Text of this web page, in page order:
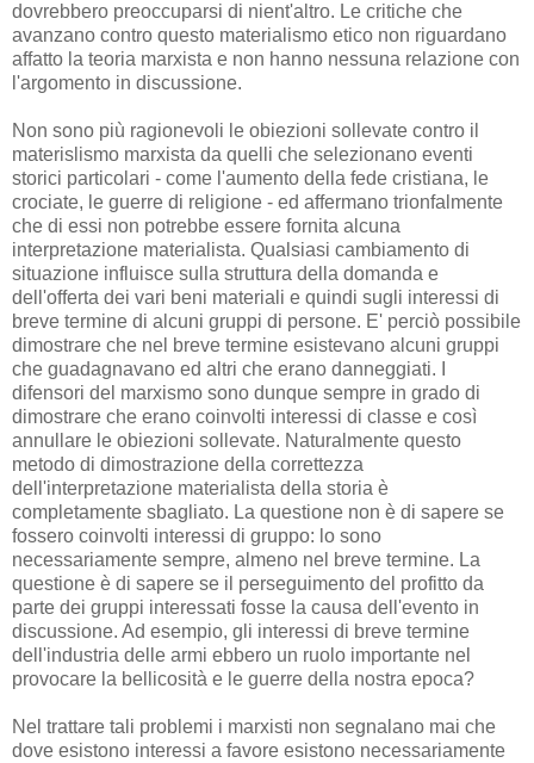
dovrebbero preoccuparsi di nient'altro. Le critiche che
avanzano contro questo materialismo etico non riguardano
affatto la teoria marxista e non hanno nessuna relazione con
l'argomento in discussione.
Non sono più ragionevoli le obiezioni sollevate contro il
materislismo marxista da quelli che selezionano eventi
storici particolari - come l'aumento della fede cristiana, le
crociate, le guerre di religione - ed affermano trionfalmente
che di essi non potrebbe essere fornita alcuna
interpretazione materialista. Qualsiasi cambiamento di
situazione influisce sulla struttura della domanda e
dell'offerta dei vari beni materiali e quindi sugli interessi di
breve termine di alcuni gruppi di persone. E' perciò possibile
dimostrare che nel breve termine esistevano alcuni gruppi
che guadagnavano ed altri che erano danneggiati. I
difensori del marxismo sono dunque sempre in grado di
dimostrare che erano coinvolti interessi di classe e così
annullare le obiezioni sollevate. Naturalmente questo
metodo di dimostrazione della correttezza
dell'interpretazione materialista della storia è
completamente sbagliato. La questione non è di sapere se
fossero coinvolti interessi di gruppo: lo sono
necessariamente sempre, almeno nel breve termine. La
questione è di sapere se il perseguimento del profitto da
parte dei gruppi interessati fosse la causa dell'evento in
discussione. Ad esempio, gli interessi di breve termine
dell'industria delle armi ebbero un ruolo importante nel
provocare la bellicosità e le guerre della nostra epoca?
Nel trattare tali problemi i marxisti non segnalano mai che
dove esistono interessi a favore esistono necessariamente